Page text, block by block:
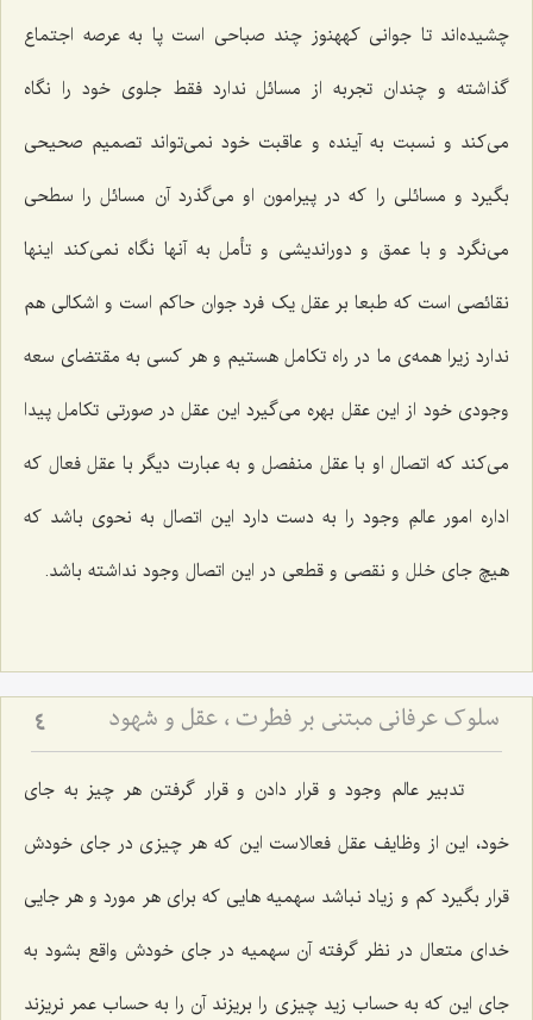
چشیده‌اند تا جوانی کههنوز چند صباحی است پا به عرصه اجتماع
گذاشته و چندان تجربه از مسائل ندارد فقط جلوی خود را نگاه
می‌کند و نسبت به آینده و عاقبت خود نمی‌تواند تصمیم صحیحی
بگیرد و مسائلی را که در پیرامون او می‌گذرد آن مسائل را سطحی
می‌نگرد و با عمق و دوراندیشی و تأمل به آنها نگاه نمی‌کند اینها
نقائصی است که طبعا بر عقل یک فرد جوان حاکم است و اشکالی هم
ندارد زیرا همه‌ی ما در راه تکامل هستیم و هر کسی به مقتضای سعه
وجودی خود از این عقل بهره می‌گیرد این عقل در صورتی تکامل پیدا
می‌کند که اتصال او با عقل منفصل و به عبارت دیگر با عقل فعال که
اداره امور عالمِ وجود را به دست دارد این اتصال به نحوی باشد که
هیچ جای خلل و نقصی و قطعی در این اتصال وجود نداشته باشد.
سلوک عرفانی مبتنی بر فطرت ، عقل و شهود 4
تدبیر عالم وجود و قرار دادن و قرار گرفتن هر چیز به جای
خود، این از وظایف عقل فعالاست این که هر چیزی در جای خودش
قرار بگیرد کم و زیاد نباشد سهمیه هایی که برای هر مورد و هر جایی
خدای متعال در نظر گرفته آن سهمیه در جای خودش واقع بشود به
جای این که به حساب زید چیزی را بریزند آن را به حساب عمر نریزند